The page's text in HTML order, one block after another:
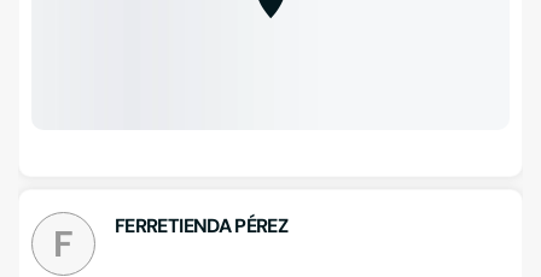
F FERRETIENDA PÉREZ